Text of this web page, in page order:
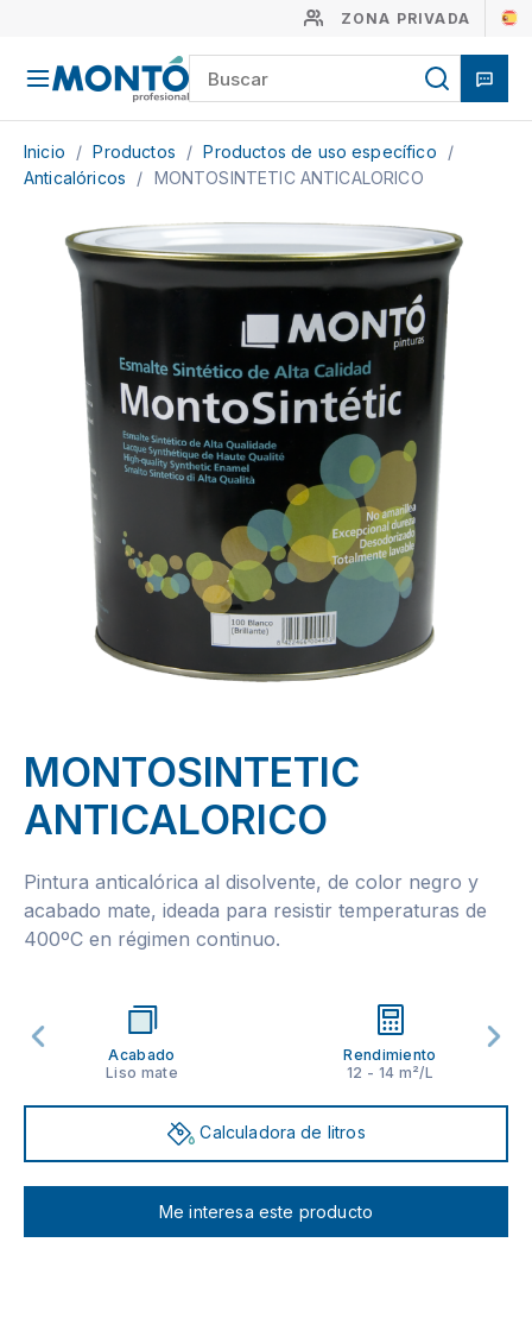
ZONA PRIVADA
Inicio / Productos / Productos de uso específico
/
Anticalóricos
/ MONTOSINTETIC ANTICALORICO
MONTOSINTETIC
ANTICALORICO
Pintura anticalórica al disolvente, de color negro y
acabado mate, ideada para resistir temperaturas de
400ºC en régimen continuo.
Acabado
Liso mate
Rendimiento
12 - 14 m²/L
Calculadora de litros
Me interesa este producto